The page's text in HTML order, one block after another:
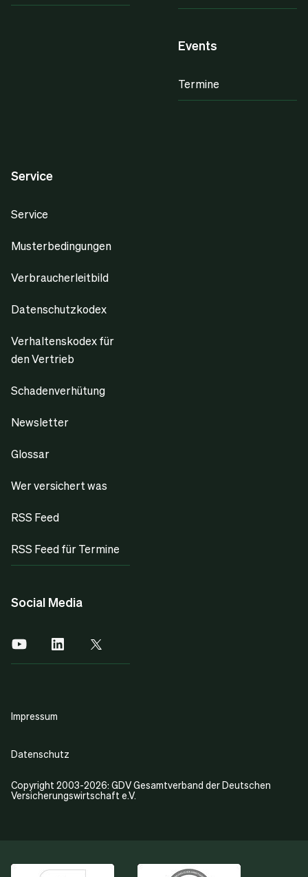
Events
Termine
Service
Service
Musterbedingungen
Verbraucherleitbild
Datenschutzkodex
Verhaltenskodex für
den Vertrieb
Schadenverhütung
Newsletter
Glossar
Wer versichert was
RSS Feed
RSS Feed für Termine
Social Media
Copyright 2003-2026: GDV Gesamtverband der Deutschen
Versicherungswirtschaft e.V.
Impressum
Datenschutz